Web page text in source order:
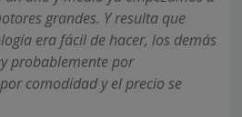
grandes. Y resulta que
era fácil de hacer, los demás
probablemente por
comodidad y el precio se